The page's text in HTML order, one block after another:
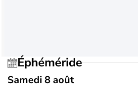
Éphéméride
Samedi 8 août